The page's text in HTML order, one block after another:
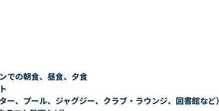
での朝食、昼食、夕食
、プール、ジャグジー、クラブ・ラウンジ、図書館など）